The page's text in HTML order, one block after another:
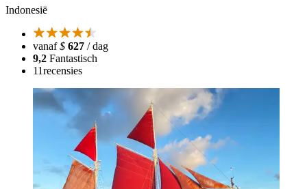
Indonesië
vanaf$ 627 / dag
9,2 Fantastisch
11recensies